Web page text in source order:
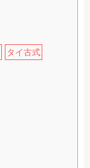
タイ古式